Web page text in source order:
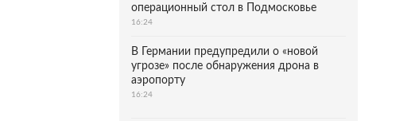
операционный стол в Подмосковье
16:24
В Германии предупредили о «новой
угрозе» после обнаружения дрона в
аэропорту
16:24